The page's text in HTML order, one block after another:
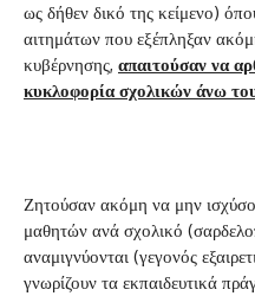
ως δήθεν δικό της κείμενο)
αιτημάτων που εξέπληξαν
κυβέρνησης, απαιτούσαν να
κυκλοφορία σχολικών άνω
Ζητούσαν ακόμη να μην
μαθητών ανά σχολικό
αναμιγνύονται (γεγονός
γνωρίζουν τα εκπαιδευτικά